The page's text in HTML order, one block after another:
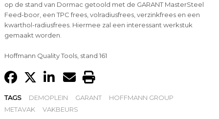
op de stand van Dormac getoold met de GARANT MasterSteel
Feed-boor, een TPC frees, volradiusfrees, verzinkfrees en een
kwarthol-radiusfrees. Hiermee zal een interessant werkstuk
gemaakt worden.
Hoffmann Quality Tools, stand 161
TAGS DEMOPLEIN GARANT
HOFFMANN GROUP
METAVAK
VAKBEURS